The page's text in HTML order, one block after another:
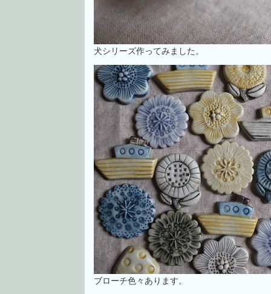
犬シリーズ作ってみました。
ブローチ色々あります。